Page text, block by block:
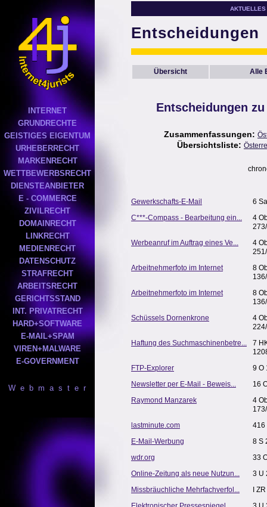
INTERNET
GRUNDRECHTE
GEISTIGES EIGENTUM
URHEBERRECHT
MARKENRECHT
WETTBEWERBSRECHT
DIENSTEANBIETER
E - COMMERCE
ZIVILRECHT
DOMAINRECHT
LINKRECHT
MEDIENRECHT
DATENSCHUTZ
STRAFRECHT
ARBEITSRECHT
GERICHTSSTAND
INT. PRIVATRECHT
HARD+SOFTWARE
E-MAIL+SPAM
VIREN+MALWARE
E-GOVERNMENT
W e b m a s t e r
AKTUELLES
Entscheidungen
Übersicht Alle
Entscheidungen
Zusammenfassungen:
Übersichtsliste:
Gewerkschafts-E-Mail
6
C***-Compass - Bearbeitung ein...
4
Werbeanruf im Auftrag eines Ve...
4
Arbeitnehmerfoto im Internet
8
Arbeitnehmerfoto im Internet
8
Schüssels Dornenkrone
4
Haftung des Suchmaschinenbetre...
7
FTP-Explorer
9 O
Newsletter per E-Mail - Beweis...
16
Raymond Manzarek
4
lastminute.com
416
E-Mail-Werbung
8 S
wdr.org
33
Online-Zeitung als neue Nutzun...
3 U
Missbräuchliche Mehrfachverfol...
I